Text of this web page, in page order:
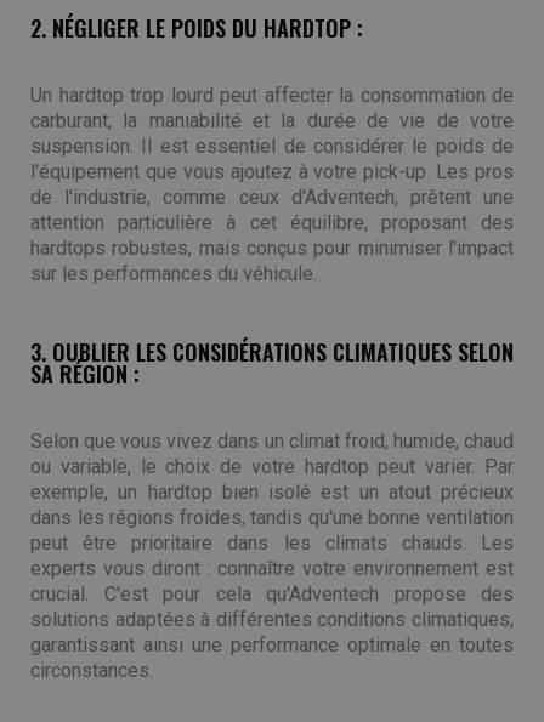
2. NÉGLIGER LE POIDS DU HARDTOP :
Un hardtop trop lourd peut affecter la consommation de
carburant, la maniabilité et la durée de vie de votre
suspension. Il est essentiel de considérer le poids de
l'équipement que vous ajoutez à votre pick-up. Les pros
de l'industrie, comme ceux d'Adventech, prêtent une
attention particulière à cet équilibre, proposant des
hardtops robustes, mais conçus pour minimiser l'impact
sur les performances du véhicule.
3. OUBLIER LES CONSIDÉRATIONS CLIMATIQUES SELON
SA RÉGION :
Selon que vous vivez dans un climat froid, humide, chaud
ou variable, le choix de votre hardtop peut varier. Par
exemple, un hardtop bien isolé est un atout précieux
dans les régions froides, tandis qu'une bonne ventilation
peut être prioritaire dans les climats chauds. Les
experts vous diront : connaître votre environnement est
crucial. C'est pour cela qu'Adventech propose des
solutions adaptées à différentes conditions climatiques,
garantissant ainsi une performance optimale en toutes
circonstances.